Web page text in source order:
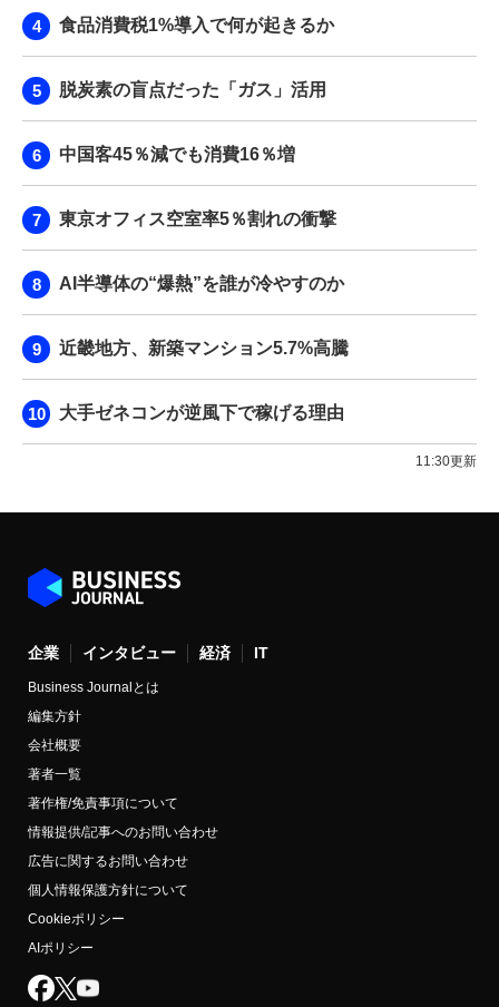
食品消費税1%導入で何が起きるか
脱炭素の盲点だった「ガス」活用
中国客45％減でも消費16％増
東京オフィス空室率5％割れの衝撃
AI半導体の“爆熱”を誰が冷やすのか
近畿地方、新築マンション5.7%高騰
大手ゼネコンが逆風下で稼げる理由
11:30更新
企業 インタビュー 経済 IT
Business Journalとは
編集方針
会社概要
著者一覧
著作権/免責事項について
情報提供/記事へのお問い合わせ
広告に関するお問い合わせ
個人情報保護方針について
Cookieポリシー
AIポリシー